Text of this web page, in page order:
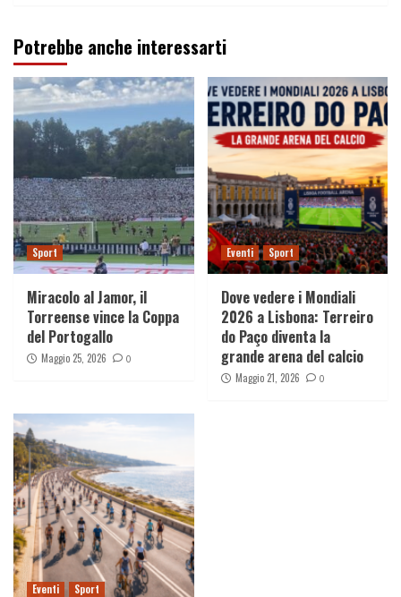
Potrebbe anche interessarti
Sport
Miracolo al Jamor, il
Torreense vince la Coppa
del Portogallo
Maggio 25, 2026 0
Eventi Sport
Dove vedere i Mondiali
2026 a Lisbona: Terreiro
do Paço diventa la
grande arena del calcio
Maggio 21, 2026 0
Eventi Sport